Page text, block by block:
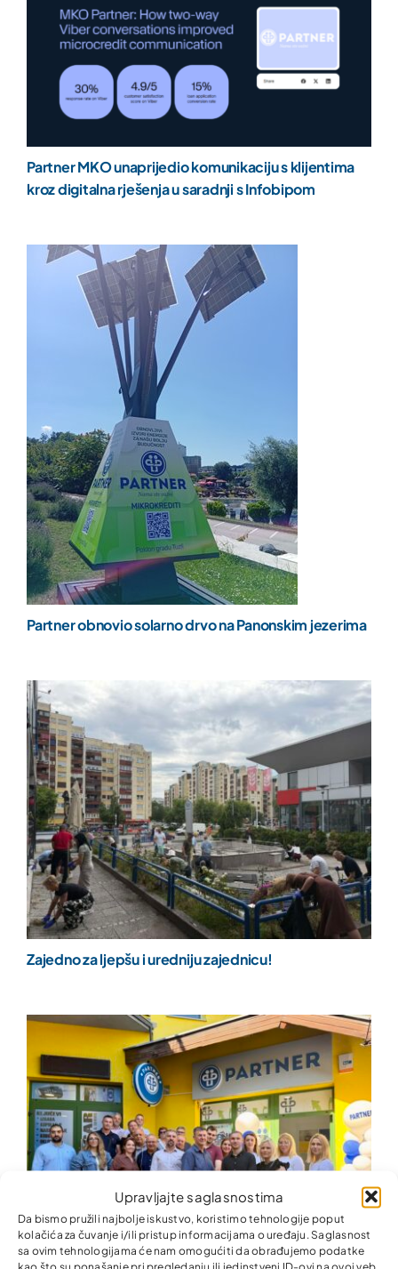
Upravljajte saglasnostima
Da bismo pružili najbolje iskustvo, koristimo tehnologije poput
kolačića za čuvanje i/ili pristup informacijama o uređaju. Saglasnost
sa ovim tehnologijama će nam omogućiti da obrađujemo podatke
kao što su ponašanje pri pregledanju ili jedinstveni ID-ovi na ovoj veb
Partner MKO unaprijedio komunikaciju s klijentima
kroz digitalna rješenja u saradnji s Infobipom
Partner obnovio solarno drvo na Panonskim jezerima
Zajedno za ljepšu i uredniju zajednicu!